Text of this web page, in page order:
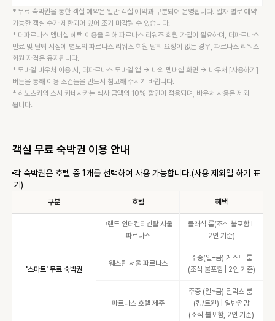
* 무료 숙박권을 통한 객실 예약은 일반 객실 예약과 구분되어 운영됩니다. 일자 별로 예약
가능한 객실 수가 제한되어 있어 조기 마감될 수 있습니다.
* 더파르나스 멤버십 혜택 이용을 위해 파르나스 리워즈 회원 가입이 필요하며, 더파르나스
만료 및 탈퇴 시점에 별도의 파르나스 리워즈 회원 탈퇴 요청이 없는 경우, 파르나스 리워즈
회원 자격은 유지됩니다.
* 모바일 바우처 이용 시, 더파르나스 모바일 앱 -> 나의 멤버십 화면 -> 바우처 [사용하기]
버튼을 통해 이용 조건들을 반드시 참고해 주시기 바랍니다.
* 히노츠키의 스시 카네사카는 식사 금액의 10% 할인이 적용되며, 바우처 사용은 제외
됩니다.
객실 무료 숙박권 이용 안내
각 숙박권은 호텔 중 1개를 선택하여 사용 가능합니다.(사용 제외일 하기 표
기)
구분 호텔 혜택
'스마트' 무료 숙박권
그랜드 인터컨티넨탈 서울
파르나스
클래식 룸(조식 불포함 I
2인 기준)
웨스틴 서울 파르나스
주중(일-금) 게스트 룸
(조식 불포함 | 2인 기준)
파르나스 호텔 제주
주중 (일~금) 딜럭스 룸
(킹/트윈) | 일반전망
(조식 불포함, 2인 기준)